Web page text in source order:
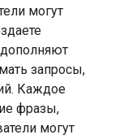
могут
запросы,
Каждое
фразы,
могут